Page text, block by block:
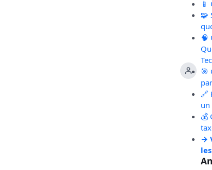
📱
🧩
🧠
🎯
🔗
un
💰
→